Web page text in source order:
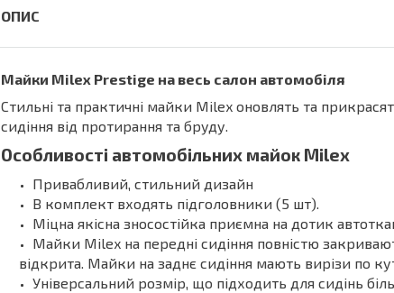
Майки Milex Prestige на весь салон автомобіля
Стильні та практичні майки Milex оновлять та
сидіння від протирання та бруду.
Особливості автомобільних майок Milex
Привабливий, стильний дизайн
В комплект входять підголовники (5 шт).
Міцна якісна зносостійка приємна на дотик
Майки Milex на передні сидіння повністю
відкрита. Майки на заднє сидіння мають вирізи по
Універсальний розмір, що підходить для сидінь